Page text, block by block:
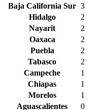
Baja California Sur 3
Hidalgo
2
Nayarit
2
Oaxaca
2
Puebla
2
Tabasco
2
Campeche
1
Chiapas
1
Morelos
1
Aguascalientes
0